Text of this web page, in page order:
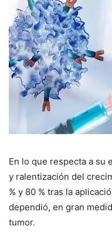
En lo que respecta a su
y ralentización del
% y 80 % tras la
dependió, en gran
tumor.